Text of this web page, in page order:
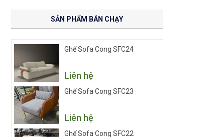
SẢN PHẨM BÁN CHẠY
Ghế Sofa Cong SFC24
Liên hệ
Ghế Sofa Cong SFC23
Liên hệ
Ghế Sofa Cong SFC22